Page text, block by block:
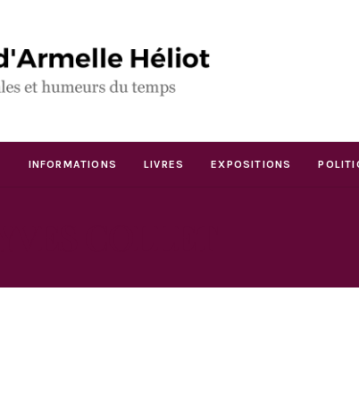
INFORMATIONS LIVRES EXPOSITIONS